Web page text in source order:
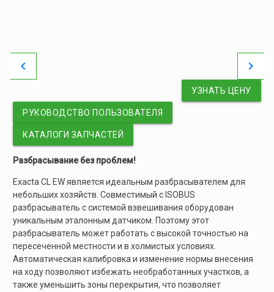
chevron_left chevron_right
УЗНАТЬ ЦЕНУ
РУКОВОДСТВО ПОЛЬЗОВАТЕЛЯ
КАТАЛОГИ ЗАПЧАСТЕЙ
Разбрасывание без проблем!
Exacta CL EW является идеальным разбрасывателем для
небольших хозяйств. Совместимый с ISOBUS
разбрасыватель с системой взвешивания оборудован
уникальным эталонным датчиком. Поэтому этот
разбрасыватель может работать с высокой точностью на
пересеченной местности и в холмистых условиях.
Автоматическая калибровка и изменение нормы внесения
на ходу позволяют избежать необработанных участков, а
также уменьшить зоны перекрытия, что позволяет